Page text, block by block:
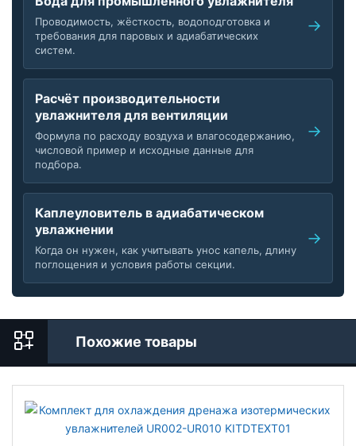
Проводимость, жёсткость, водоподготовка и
требования для паровых и адиабатических
систем.
Расчёт производительности
увлажнителя для вентиляции
Формула по расходу воздуха и влагосодержанию,
числовой пример и исходные данные для
подбора.
Каплеуловитель в адиабатическом
увлажнении
Когда он нужен, как учитывать унос капель, длину
поглощения и условия работы секции.
Похожие товары